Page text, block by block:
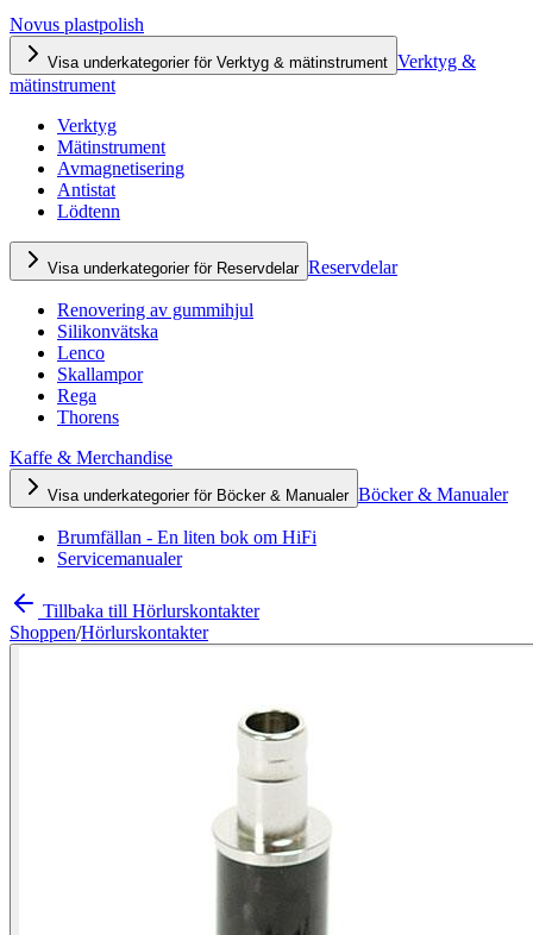
Novus plastpolish
Visa underkategorier för Verktyg & mätinstrument Verktyg &
mätinstrument
Verktyg
Mätinstrument
Avmagnetisering
Antistat
Lödtenn
Visa underkategorier för Reservdelar Reservdelar
Renovering av gummihjul
Silikonvätska
Lenco
Skallampor
Rega
Thorens
Kaffe & Merchandise
Visa underkategorier för Böcker & Manualer Böcker & Manualer
Brumfällan - En liten bok om HiFi
Servicemanualer
Tillbaka till Hörlurskontakter
Shoppen/Hörlurskontakter